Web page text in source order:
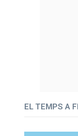
EL TEMPS A